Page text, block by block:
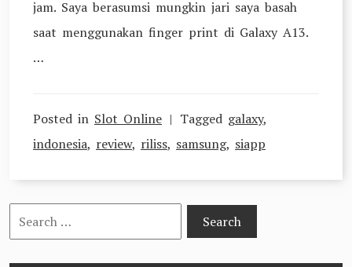
jam. Saya berasumsi mungkin jari saya basah
saat menggunakan finger print di Galaxy A13.
…
Posted in Slot Online Tagged galaxy,
indonesia, review, riliss, samsung, siapp
Search
for: